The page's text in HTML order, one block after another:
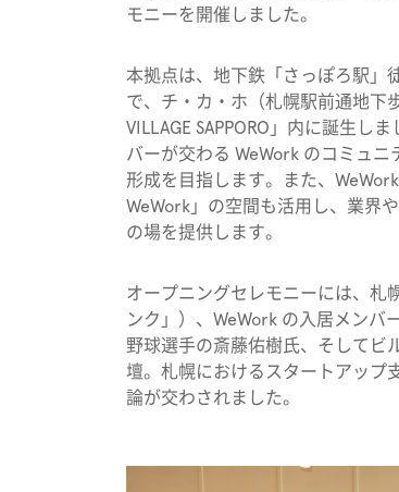
モニーを開催しました。
本拠点は、地下鉄「さっぽろ駅」
で、チ・カ・ホ（札幌駅前通地下
VILLAGE SAPPORO」内に誕生し
バーが交わる WeWork のコミュ
形成を目指します。また、
WeWork」の空間も活用し、業界
の場を提供します。
オープニングセレモニーには、札
ンク」）、WeWork の入居メンバ
野球選手の斎藤佑樹氏、そしてビ
壇。札幌におけるスタートアップ
論が交わされました。